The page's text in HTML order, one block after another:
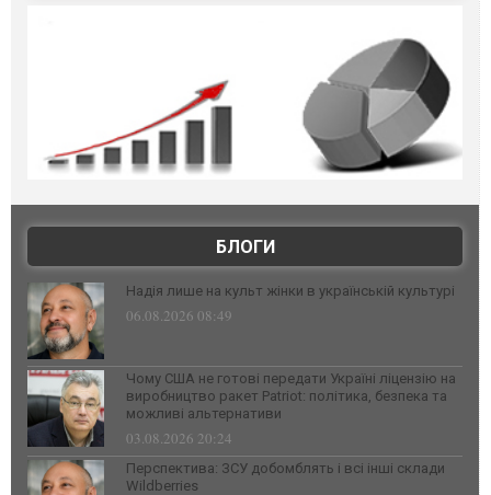
БЛОГИ
Надія лише на культ жінки в українській культурі
06.08.2026 08:49
Чому США не готові передати Україні ліцензію на
виробництво ракет Patriot: політика, безпека та
можливі альтернативи
03.08.2026 20:24
Перспектива: ЗСУ добомблять і всі інші склади
Wildberries